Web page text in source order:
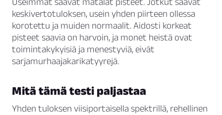
keskivertotuloksen, usein yhden piirteen ollessa
korotettu ja muiden normaalit. Aidosti korkeat
pisteet saavia on harvoin, ja monet heistä ovat
toimintakykyisiä ja menestyviä, eivät
sarjamurhaajakarikatyyrejä.
Mitä tämä testi paljastaa
Yhden tuloksen viisiportaisella spektrillä, rehellinen